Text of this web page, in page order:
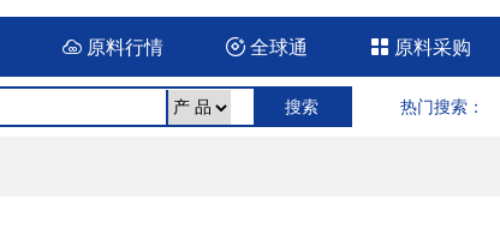
原料行情  全球通  原料采购
热门搜索 ：